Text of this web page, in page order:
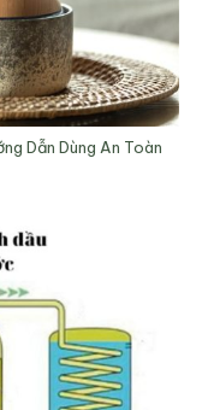
Dẫn Dùng An Toàn